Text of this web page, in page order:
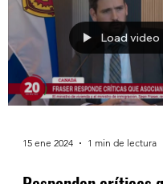
Load video